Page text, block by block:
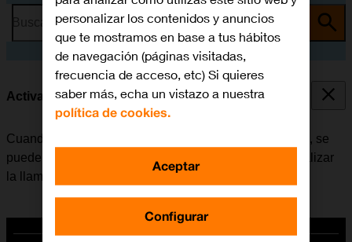
Busca por problema o tema
Activar o desactivar la llamada en espera
Cuando la función de llamada en espera está activada, se
puede responder una nueva llamada sin tener que finalizar
la llamada en curso.
personalizar los contenidos y anuncios
que te mostramos en base a tus hábitos
de navegación (páginas visitadas,
frecuencia de acceso, etc) Si quieres
saber más, echa un vistazo a nuestra
política de cookies.
Configurar
Aceptar